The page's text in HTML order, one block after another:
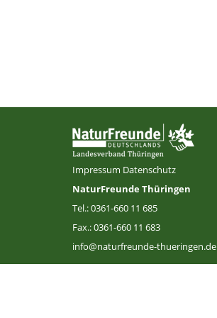
Impressum Datenschutz
NaturFreunde Thüringen
Tel.: 0361-660 11 685
Fax.: 0361-660 11 683
info@naturfreunde-thueringen.de